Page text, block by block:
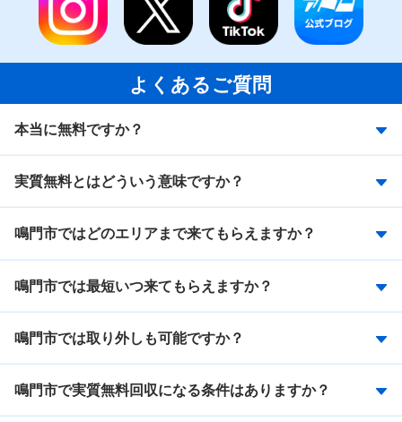
よくあるご質問
本当に無料ですか？
実質無料とはどういう意味ですか？
鳴門市ではどのエリアまで来てもらえますか？
鳴門市では最短いつ来てもらえますか？
鳴門市では取り外しも可能ですか？
鳴門市で実質無料回収になる条件はありますか？